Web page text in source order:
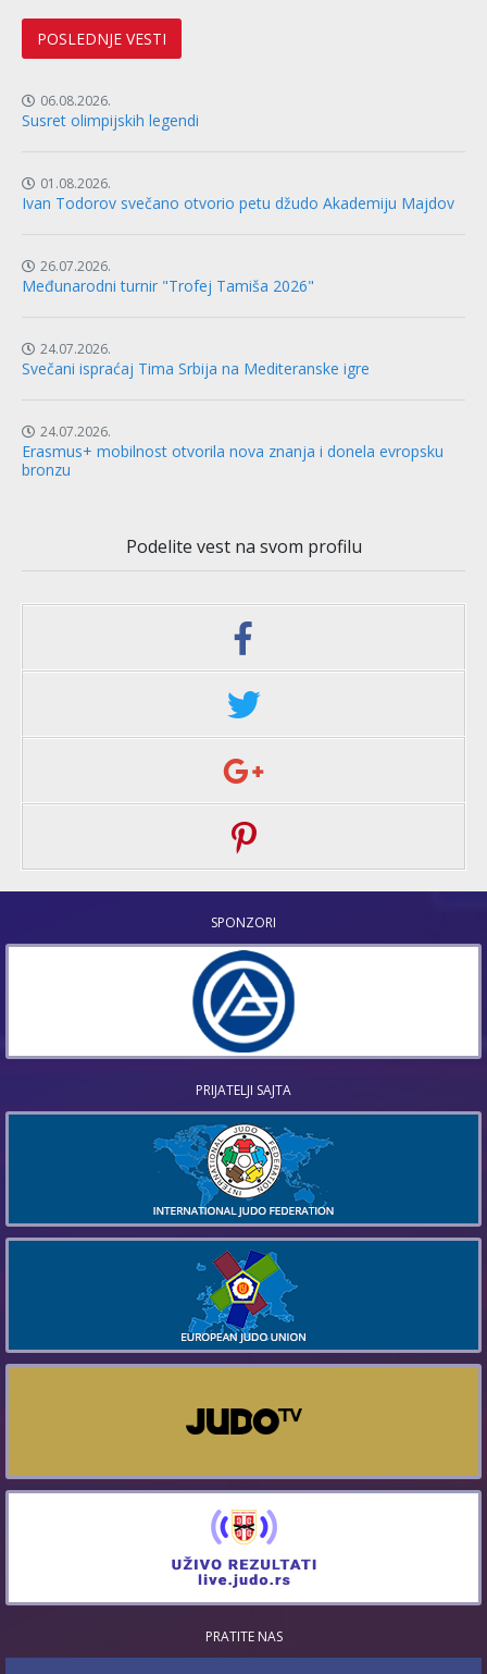
POSLEDNJE VESTI
06.08.2026.
Susret olimpijskih legendi
01.08.2026.
Ivan Todorov svečano otvorio petu džudo Akademiju Majdov
26.07.2026.
Međunarodni turnir "Trofej Tamiša 2026"
24.07.2026.
Svečani ispraćaj Tima Srbija na Mediteranske igre
24.07.2026.
Erasmus+ mobilnost otvorila nova znanja i donela evropsku
bronzu
Podelite vest na svom profilu
SPONZORI
PRIJATELJI SAJTA
PRATITE NAS